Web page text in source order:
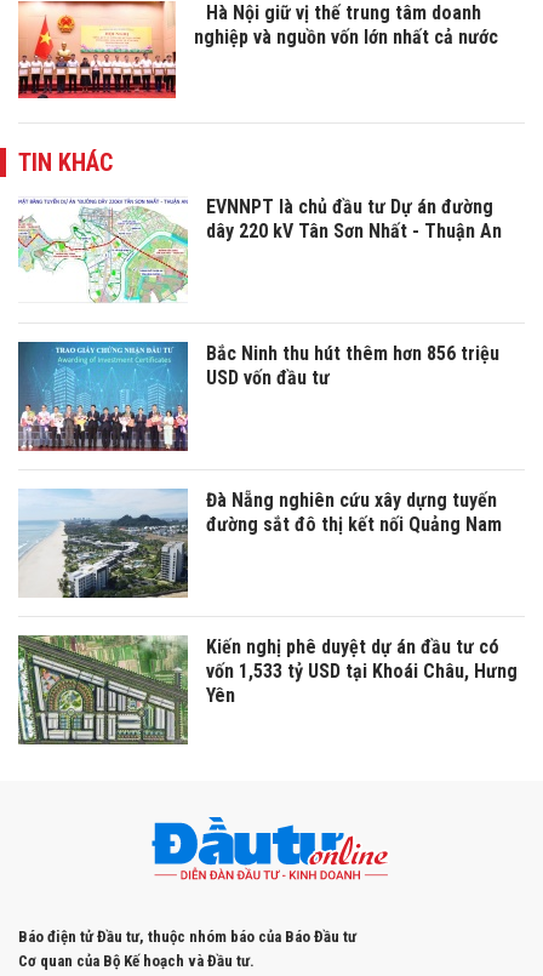
Hà Nội giữ vị thế trung tâm doanh
nghiệp và nguồn vốn lớn nhất cả nước
TIN KHÁC
EVNNPT là chủ đầu tư Dự án đường
dây 220 kV Tân Sơn Nhất - Thuận An
Bắc Ninh thu hút thêm hơn 856 triệu
USD vốn đầu tư
Đà Nẵng nghiên cứu xây dựng tuyến
đường sắt đô thị kết nối Quảng Nam
Kiến nghị phê duyệt dự án đầu tư có
vốn 1,533 tỷ USD tại Khoái Châu, Hưng
Yên
Báo điện tử Đầu tư, thuộc nhóm báo của Báo Đầu tư
Cơ quan của Bộ Kế hoạch và Đầu tư.